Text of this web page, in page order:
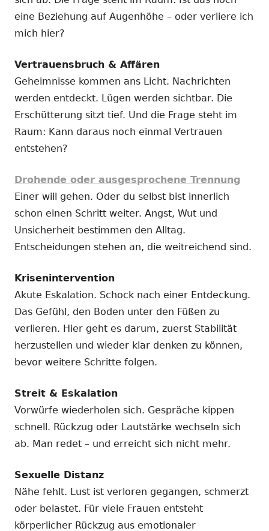
eine Beziehung auf Augenhöhe – oder verliere ich
mich hier?
Vertrauensbruch & Affären
Geheimnisse kommen ans Licht. Nachrichten
werden entdeckt. Lügen werden sichtbar. Die
Erschütterung sitzt tief. Und die Frage steht im
Raum: Kann daraus noch einmal Vertrauen
entstehen?
Drohende oder ausgesprochene Trennung
Einer will gehen. Oder du selbst bist innerlich
schon einen Schritt weiter. Angst, Wut und
Unsicherheit bestimmen den Alltag.
Entscheidungen stehen an, die weitreichend sind.
Krisenintervention
Akute Eskalation. Schock nach einer Entdeckung.
Das Gefühl, den Boden unter den Füßen zu
verlieren. Hier geht es darum, zuerst Stabilität
herzustellen und wieder klar denken zu können,
bevor weitere Schritte folgen.
Streit & Eskalation
Vorwürfe wiederholen sich. Gespräche kippen
schnell. Rückzug oder Lautstärke wechseln sich
ab. Man redet – und erreicht sich nicht mehr.
Sexuelle Distanz
Nähe fehlt. Lust ist verloren gegangen, schmerzt
oder belastet. Für viele Frauen entsteht
körperlicher Rückzug aus emotionaler